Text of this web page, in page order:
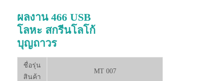
ผลงาน 466 USB
โลหะ สกรีนโลโก้
บุญถาวร
ชื่อรุ่น
สินค้า
MT 007